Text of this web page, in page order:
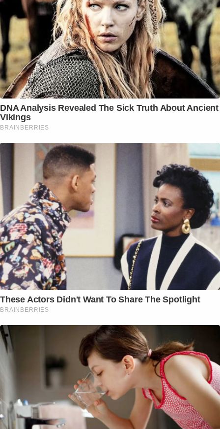
DNA Analysis Revealed The Sick Truth About Ancient
Vikings
BRAINBERRIES
These Actors Didn't Want To Share The Spotlight
BRAINBERRIES